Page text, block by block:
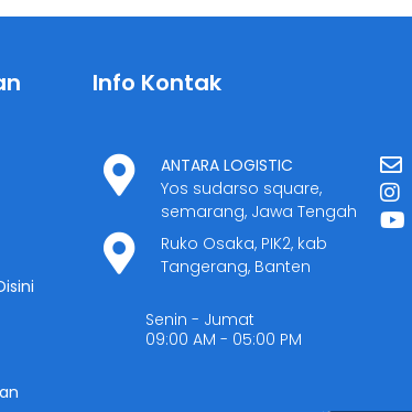
Info Kontak
ANTARA LOGISTIC
Yos sudarso square,
semarang, Jawa Tengah
Ruko Osaka, PIK2, kab
Tangerang, Banten
Senin - Jumat
09:00 AM - 05:00 PM